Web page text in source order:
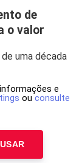
de
o valor
uma década
e
ou consulte